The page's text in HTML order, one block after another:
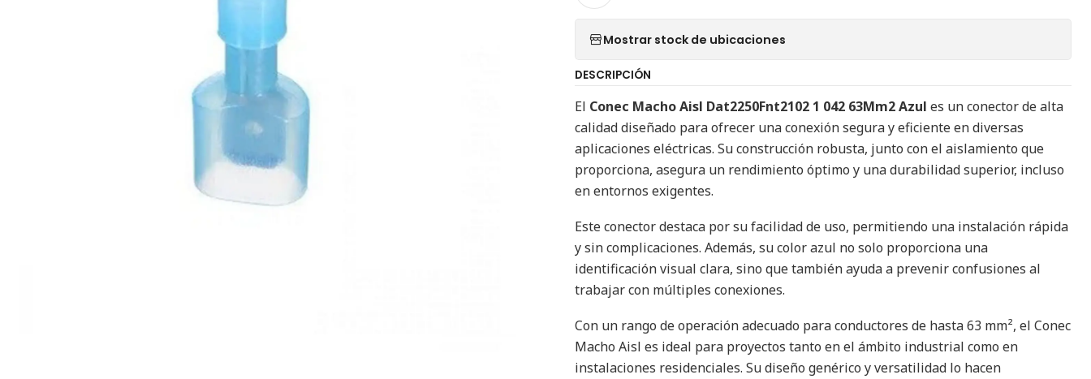
Mostrar stock de ubicaciones
DESCRIPCIÓN
El Conec Macho Aisl Dat2250Fnt2102 1 042 63Mm2 Azul es un conector de alta
calidad diseñado para ofrecer una conexión segura y eficiente en diversas
aplicaciones eléctricas. Su construcción robusta, junto con el aislamiento que
proporciona, asegura un rendimiento óptimo y una durabilidad superior, incluso
en entornos exigentes.
Este conector destaca por su facilidad de uso, permitiendo una instalación rápida
y sin complicaciones. Además, su color azul no solo proporciona una
identificación visual clara, sino que también ayuda a prevenir confusiones al
trabajar con múltiples conexiones.
Con un rango de operación adecuado para conductores de hasta 63 mm², el Conec
Macho Aisl es ideal para proyectos tanto en el ámbito industrial como en
instalaciones residenciales. Su diseño genérico y versatilidad lo hacen